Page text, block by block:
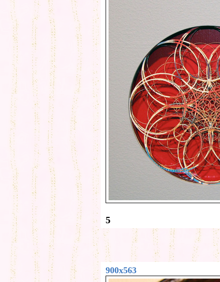
5
900x563